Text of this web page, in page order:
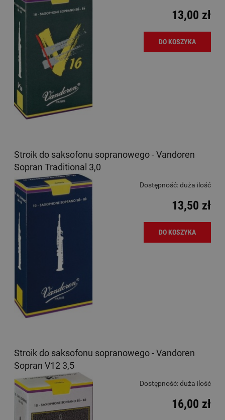
13,00 zł
DO KOSZYKA
Stroik do saksofonu sopranowego - Vandoren
Sopran Traditional 3,0
Dostępność:duża ilość
13,50 zł
DO KOSZYKA
Stroik do saksofonu sopranowego - Vandoren
Sopran V12 3,5
Dostępność:duża ilość
16,00 zł